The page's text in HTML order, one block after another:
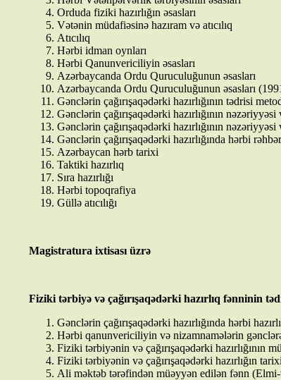
Orduda fiziki hazırlığın əsasları
Vətənin müdafiəsinə hazıram və atıcılıq
Atıcılıq
Hərbi idman oynları
Hərbi Qanunvericiliyin əsasları
Azərbaycanda Ordu Quruculuğunun əsasları
Azərbaycanda Ordu Quruculuğunun əsasları
Gənclərin çağırışaqədərki hazırlığının tədrisi
Gənclərin çağırışaqədərki hazırlığının nəzəriyyəsi
Gənclərin çağırışaqədərki hazırlığının nəzəriyyəsi
Gənclərin çağırışaqədərki hazırlığında hərbi
Azərbaycan hərb tarixi
Taktiki hazırlıq
Sıra hazırlığı
Hərbi topoqrafiya
Güllə atıcılığı
Magistratura ixtisası üzrə
Fiziki tərbiyə və çağırışaqədərki hazırlıq fənninin
Gənclərin çağırışaqədərki hazırlığında hərbi
Hərbi qanunvericiliyin və nizamnamələrin
Fiziki tərbiyənin və çağırışaqədərki hazırlığının
Fiziki tərbiyənin və çağırışaqədərki hazırlığın
Ali məktəb tərəfindən müəyyən edilən fənn